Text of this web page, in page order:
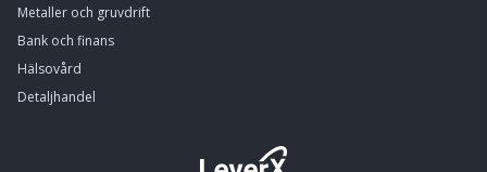
Metaller och gruvdrift
Bank och finans
Hälsovård
Detaljhandel